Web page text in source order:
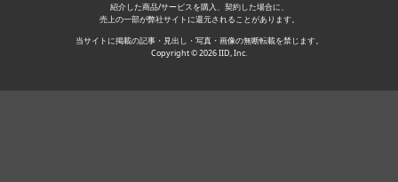
紹介した商品/サービスを購入、契約した場合に、
売上の一部が弊社サイトに還元されることがあります。
当サイトに掲載の記事・見出し・写真・画像の無断転載を禁じます。
Copyright © 2026 IID, Inc.